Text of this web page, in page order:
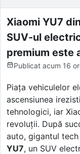
Xiaomi YU7
SUV-ul
premium este
Publicat acum 16
Piața vehiculelor
ascensiunea
tehnologici, iar
revoluții. După
auto, gigantul
YU7, un SUV